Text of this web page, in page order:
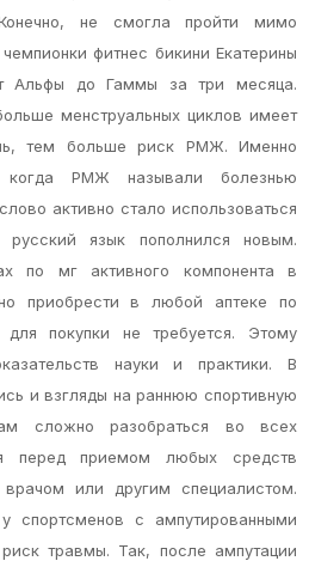
не смогла пройти мимо
фитнес бикини Екатерины
Альфы до Гаммы за три месяца.
менструальных циклов имеет
тем больше риск РМЖ. Именно
РМЖ называли болезнью
активно стало использоваться
язык пополнился новым.
по мг активного компонента в
приобрести в любой аптеке по
для покупки не требуется. Этому
науки и практики. В
и взгляды на раннюю спортивную
сложно разобраться во всех
перед приемом любых средств
врачом или другим специалистом.
спортсменов с ампутированными
травмы. Так, после ампутации